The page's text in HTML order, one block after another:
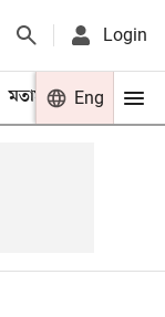
Login
মতামত খেলা
Eng